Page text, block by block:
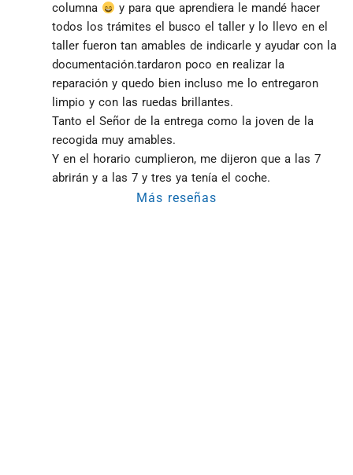
columna
y para que aprendiera le mandé hacer
todos los trámites el busco el taller y lo llevo en el
taller fueron tan amables de indicarle y ayudar con la
documentación.tardaron poco en realizar la
reparación y quedo bien incluso me lo entregaron
limpio y con las ruedas brillantes.
Tanto el Señor de la entrega como la joven de la
recogida muy amables.
Y en el horario cumplieron, me dijeron que a las 7
abrirán y a las 7 y tres ya tenía el coche.
Más reseñas